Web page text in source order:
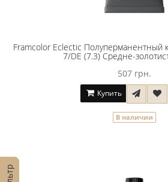
Framcolor Eclectic Полуперманентный
7/DE (7.3) Средне-
507 грн.
Купить
В наличии